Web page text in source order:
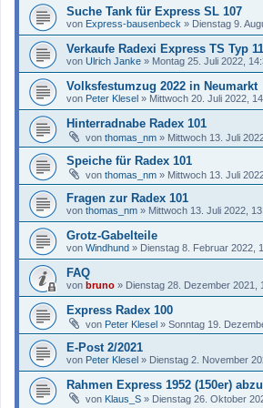
Suche Tank für Express SL 107
von Express-bausenbeck » Dienstag 9.
Verkaufe Radexi Express TS Typ
von Ulrich Janke » Montag 25. Juli 2022,
Volksfestumzug 2022 in Neumarkt
von Peter Klesel » Mittwoch 20. Juli 2022,
Hinterradnabe Radex 101
von thomas_nm » Mittwoch 13. Juli
Speiche für Radex 101
von thomas_nm » Mittwoch 13. Juli
Fragen zur Radex 101
von thomas_nm » Mittwoch 13. Juli 2022,
Grotz-Gabelteile
von Windhund » Dienstag 8. Februar 2022,
FAQ
von bruno » Dienstag 28. Dezember 2021,
Express Radex 100
von Peter Klesel » Sonntag 19.
E-Post 2/2021
von Peter Klesel » Dienstag 2. November
Rahmen Express 1952 (150er)
von Klaus_S » Dienstag 26. Oktober